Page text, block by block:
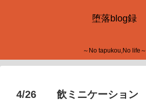
堕落blog録
～No tapukou,No life～
4/26 飲ミニケーション